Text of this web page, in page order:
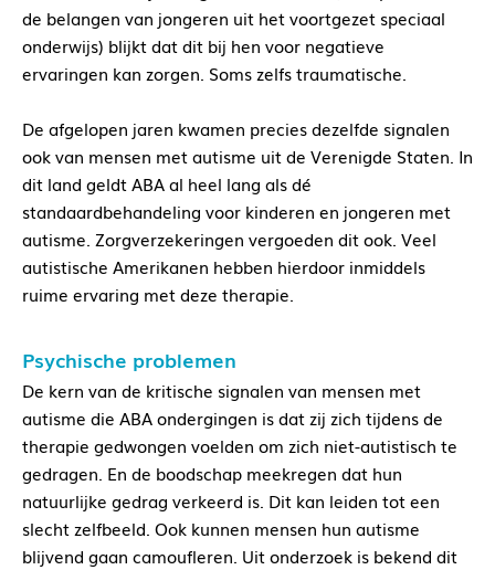
de belangen van jongeren uit het voortgezet speciaal
onderwijs) blijkt dat dit bij hen voor negatieve
ervaringen kan zorgen. Soms zelfs traumatische.
De afgelopen jaren kwamen precies dezelfde signalen
ook van mensen met autisme uit de Verenigde Staten. In
dit land geldt ABA al heel lang als dé
standaardbehandeling voor kinderen en jongeren met
autisme. Zorgverzekeringen vergoeden dit ook. Veel
autistische Amerikanen hebben hierdoor inmiddels
ruime ervaring met deze therapie.
Psychische problemen
De kern van de kritische signalen van mensen met
autisme die ABA ondergingen is dat zij zich tijdens de
therapie gedwongen voelden om zich niet-autistisch te
gedragen. En de boodschap meekregen dat hun
natuurlijke gedrag verkeerd is. Dit kan leiden tot een
slecht zelfbeeld. Ook kunnen mensen hun autisme
blijvend gaan camoufleren. Uit onderzoek is bekend dit